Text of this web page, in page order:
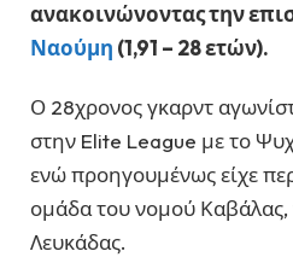
ανακοινώνοντας την
Ναούμη (1,91 – 28 ετών).
Ο 28χρονος γκαρντ
στην Elite League με το
ενώ προηγουμένως είχε
ομάδα του νομού Καβάλας,
Λευκάδας.